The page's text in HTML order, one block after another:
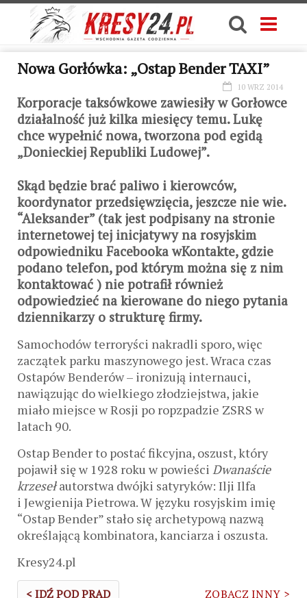
Nowa Gorłówka: „Ostap Bender TAXI”
10 WRZ 2014
Korporacje taksówkowe zawiesiły w Gorłowce
działalność już kilka miesięcy temu. Lukę
chce wypełnić nowa, tworzona pod egidą
„Donieckiej Republiki Ludowej”.
Skąd będzie brać paliwo i kierowców,
koordynator przedsięwzięcia, jeszcze nie wie.
“Aleksander” (tak jest podpisany na stronie
internetowej tej inicjatywy na rosyjskim
odpowiedniku Facebooka wKontakte, gdzie
podano telefon, pod którym można się z nim
kontaktować ) nie potrafił również
odpowiedzieć na kierowane do niego pytania
dziennikarzy o strukturę firmy.
Samochodów terroryści nakradli sporo, więc
zaczątek parku maszynowego jest. Wraca czas
Ostapów Benderów – ironizują internauci,
nawiązując do wielkiego złodziejstwa, jakie
miało miejsce w Rosji po ropzpadzie ZSRS w
latach 90.
Ostap Bender to postać fikcyjna, oszust, który
pojawił się w 1928 roku w powieści Dwanaście
krzesełautorstwa dwójki satyryków: Ilji Ilfa
i Jewgienija Pietrowa. W języku rosyjskim imię
“Ostap Bender” stało się archetypową nazwą
określającą kombinatora, kanciarza i oszusta.
Kresy24.pl
< IDŹ POD PRĄD ZOBACZ INNY >